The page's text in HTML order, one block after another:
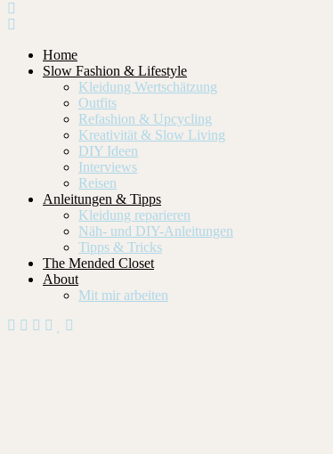
Home
Slow Fashion & Lifestyle
Kleidung Wertschätzung
Outfits
Refashion & Upcycling
Kreativität & Slow Living
DIY Ideen
Interviews
Reisen
Anleitungen & Tipps
Kleidung reparieren
Näh- und DIY-Anleitungen
Tipps & Tricks
The Mended Closet
About
Mit mir arbeiten